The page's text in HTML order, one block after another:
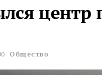
центр
Общество